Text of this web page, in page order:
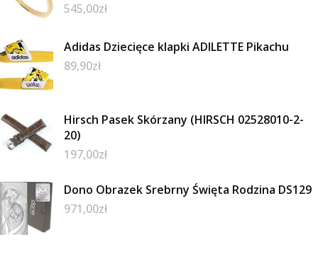
545,00zł
Adidas Dziecięce klapki ADILETTE Pikachu
89,90zł
Hirsch Pasek Skórzany (HIRSCH 02528010-2-
20)
197,00zł
Dono Obrazek Srebrny Święta Rodzina DS129
971,00zł